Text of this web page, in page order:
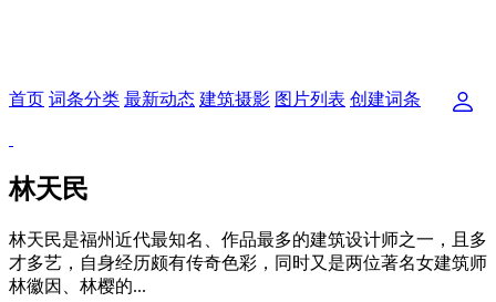
首页 词条分类 最新动态 建筑摄影 图片列表 创建词条
林天民
林天民是福州近代最知名、作品最多的建筑设计师之一，且多
才多艺，自身经历颇有传奇色彩，同时又是两位著名女建筑师
林徽因、林樱的...